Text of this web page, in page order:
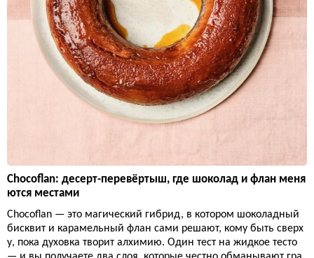
Chocoflan: десерт-перевёртыш, где шоколад и флан меня
ются местами
Chocoflan — это магический гибрид, в котором шоколадный
бисквит и карамельный флан сами решают, кому быть сверх
у, пока духовка творит алхимию. Один тест на жидкое тесто